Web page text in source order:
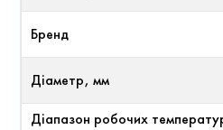
Бренд
Діаметр, мм
Діапазон робочих